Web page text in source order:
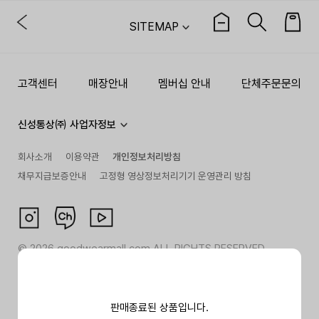
판매종료된 상품입니다.
SITEMAP
고객센터 매장안내 멤버십 안내 단체주문문의
신성통상㈜ 사업자정보
회사소개 이용약관
개인정보처리방침
채무지급보증안내
고정형 영상정보처리기기 운영관리 방침
©2026goodwearmall.com ALL RIGHTS RESERVED